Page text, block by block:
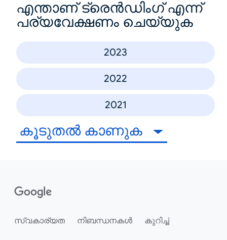
എന്താണ് ട്രെൻഡിംഗ് എന്ന്
പര്യവേക്ഷണം ചെയ്യുക
2023
2022
2021
കൂടുതൽ കാണുക
സ്വകാര്യത നിബന്ധനകൾ കുറിച്ച്